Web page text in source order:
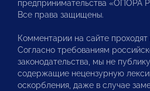
предпринимательства «ОПОРА
Все права защищены.
Комментарии на сайте
Согласно требованиям
законодательства, мы не
содержащие нецензурную
оскорбления, даже в случае